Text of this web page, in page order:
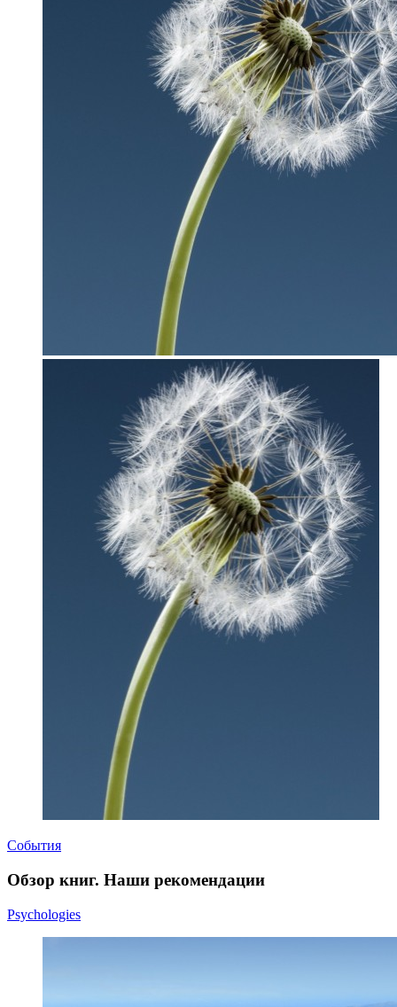
События
Обзор книг. Наши рекомендации
Psychologies